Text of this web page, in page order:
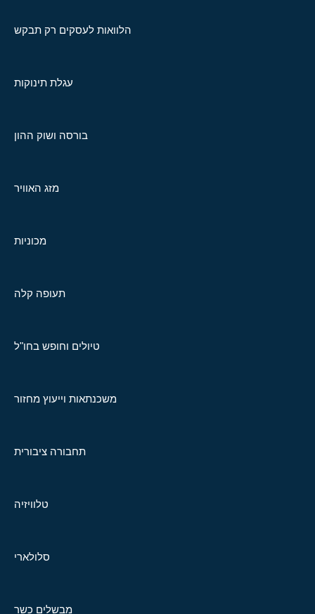
הלוואות לעסקים רק תבקש
עגלת תינוקות
בורסה ושוק ההון
מזג האוויר
מכוניות
תעופה קלה
טיולים וחופש בחו"ל
משכנתאות וייעוץ מחזור
תחבורה ציבורית
טלוויזיה
סלולארי
מבשלים כשר